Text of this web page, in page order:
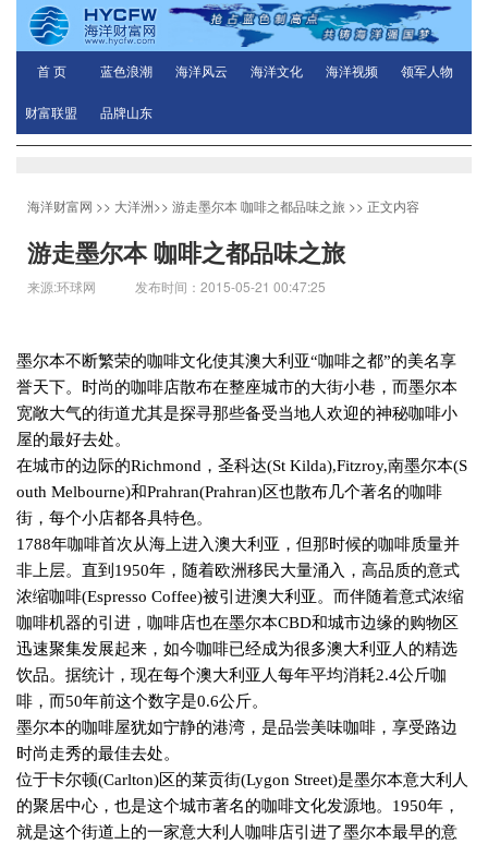
首 页 蓝色浪潮 海洋风云 海洋文化 海洋视频 领军人物
财富联盟 品牌山东
海洋财富网 >> 大洋洲>> 游走墨尔本 咖啡之都品味之旅 >> 正文内容
游走墨尔本 咖啡之都品味之旅
来源:环球网 发布时间：2015-05-21 00:47:25
墨尔本不断繁荣的咖啡文化使其澳大利亚“咖啡之都”的美名享
誉天下。时尚的咖啡店散布在整座城市的大街小巷，而墨尔本
宽敞大气的街道尤其是探寻那些备受当地人欢迎的神秘咖啡小
屋的最好去处。
在城市的边际的Richmond ，圣科达(St Kilda),Fitzroy,南墨尔本(S
outh Melbourne)和Prahran(Prahran)区也散布几个著名的咖啡
街，每个小店都各具特色。
1788年咖啡首次从海上进入澳大利亚，但那时候的咖啡质量并
非上层。直到 1950年，随着欧洲移民大量涌入，高品质的意式
浓缩咖啡(Espresso Coffee)被引进澳大利亚。而伴随着意式浓缩
咖啡机器的引进，咖啡店也在墨尔本CBD和城市边缘的购物区
迅速聚集发展起来，如今咖啡已经成为很多澳大利亚人的精选
饮品。据统计，现在每个澳大利亚人每年平均消耗2.4公斤咖
啡，而50年前这个数字是0.6公斤。
墨尔本的咖啡屋犹如宁静的港湾，是品尝美味咖啡，享受路边
时尚走秀的最佳去处。
位于卡尔顿(Carlton)区的莱贡街(Lygon Street)是墨尔本意大利人
的聚居中心，也是这个城市著名的咖啡文化发源地。 1950年，
就是这个街道上的一家意大利人咖啡店引进了墨尔本最早的意